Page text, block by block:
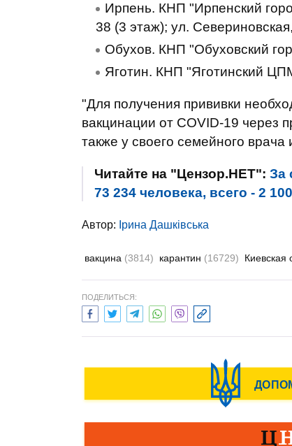
Ирпень. КНП "Ирпенский
38 (3 этаж); ул.
Обухов. КНП "Обуховский
Яготин. КНП "Яготинский
"Для получения прививки
вакцинации от COVID-19 через
также у своего семейного
Читайте на "Цензор.НЕТ": За
73 234 человека, всего - 2
Автор: Ірина Дашківська
вакцина (3814) карантин (16729) Киевская
ПОДЕЛИТЬСЯ: